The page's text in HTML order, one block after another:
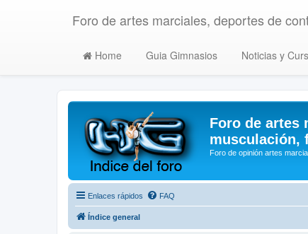
Foro de artes marciales, deportes de
Home Guia Gimnasios Noticias y
Foro de artes
musculación,
Foro de opinión artes
Enlaces rápidos FAQ
Índice general